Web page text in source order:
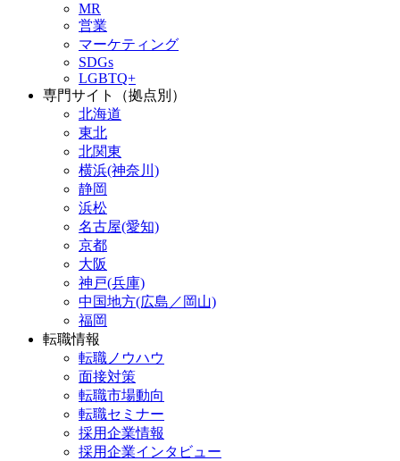
MR
営業
マーケティング
SDGs
LGBTQ+
専門サイト（拠点別）
北海道
東北
北関東
横浜(神奈川)
静岡
浜松
名古屋(愛知)
京都
大阪
神戸(兵庫)
中国地方(広島／岡山)
福岡
転職情報
転職ノウハウ
面接対策
転職市場動向
転職セミナー
採用企業情報
採用企業インタビュー